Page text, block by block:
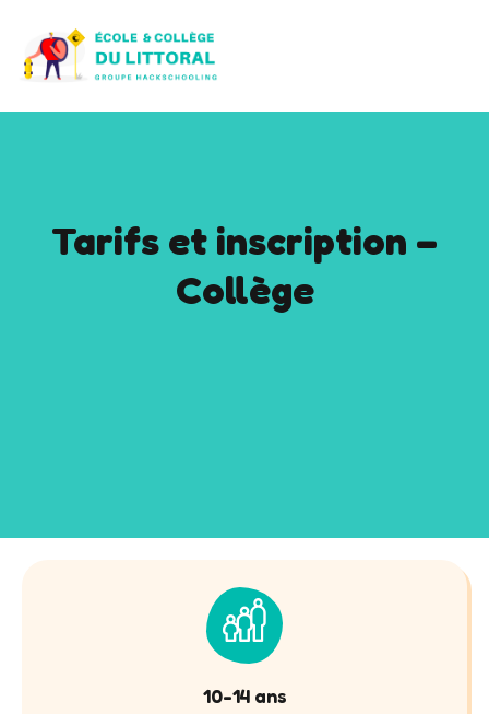
Tarifs et inscription –
Collège
10-14 ans